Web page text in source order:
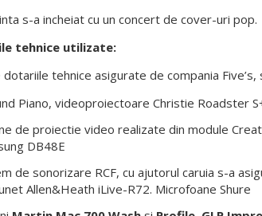
s-a incheiat cu un concert de cover-uri pop.
tehnice utilizate:
tehnice asigurate de compania Five’s,
Piano, videoproiectoare Christie Roadster
de proiectie video realizate din module
DB48E
de sonorizare RCF, cu ajutorul caruia s-a
Allen&Heath iLive-R72. Microfoane Shure